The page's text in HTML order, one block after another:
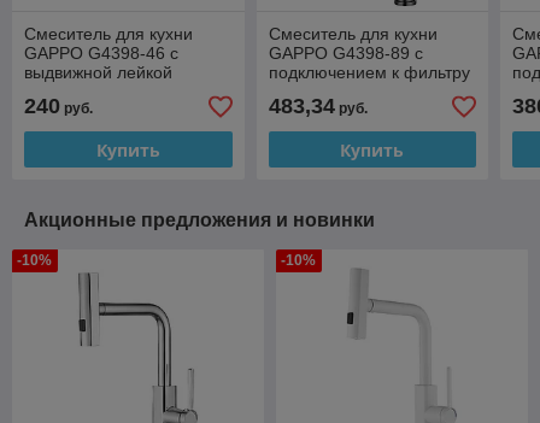
Смеситель для кухни
GAPPO G4398-46 с
выдвижной лейкой
240 руб.
Купить
Смеситель для кухни
GAPPO G4398-89 с
подключением к фильтру
(оружейная сталь/
черный)
483,34руб.
Купить
Акционные предложения и новинки
-10% -10%